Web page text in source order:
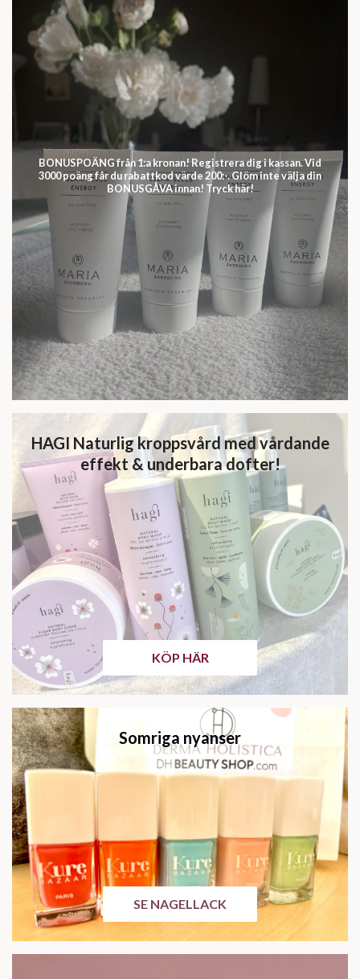
BONUSPOÄNG från 1:a kronan! Registrera dig i kassan. Vid
3000 poäng får du rabattkod värde 200:-. Glöm inte välja din
BONUSGÅVA innan! Tryck här!
HAGI Naturlig kroppsvård med vårdande
effekt & underbara dofter!
KÖP HÄR
Somriga nyanser
SE NAGELLACK